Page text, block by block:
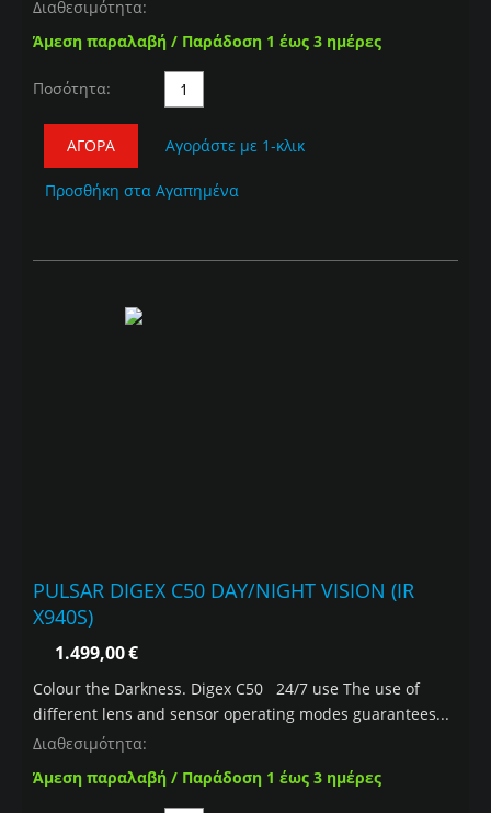
Διαθεσιμότητα:
Άμεση παραλαβή / Παράδοση 1 έως 3 ημέρες
Ποσότητα:
ΑΓΟΡΆ Αγοράστε με 1-κλικ
Προσθήκη στα Αγαπημένα
PULSAR DIGEX C50 DAY/NIGHT VISION (IR
X940S)
1.499,00€
Colour the Darkness. Digex C50 24/7 use The use of
different lens and sensor operating modes guarantees...
Διαθεσιμότητα:
Άμεση παραλαβή / Παράδοση 1 έως 3 ημέρες